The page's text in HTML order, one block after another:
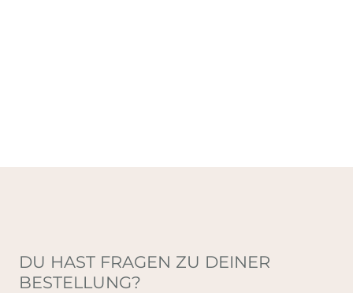
DU HAST FRAGEN ZU DEINER
BESTELLUNG?